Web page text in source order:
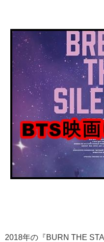
2018年の『BURN THE